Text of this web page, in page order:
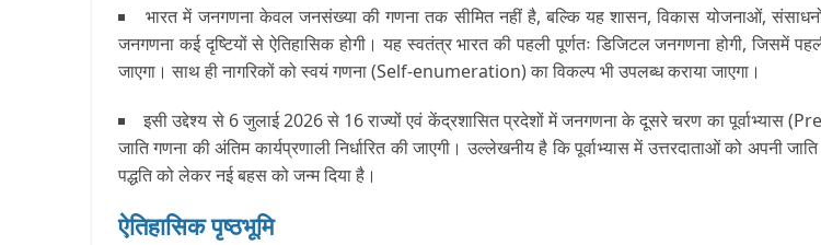
भारत में जनगणना केवल जनसंख्या की गणना तक सीमित नहीं है, बल्कि यह शासन, विकास योजनाओं,
जनगणना कई दृष्टियों से ऐतिहासिक होगी। यह स्वतंत्र भारत की पहली पूर्णतः डिजिटल जनगणना होगी, जिसमें
जाएगा। साथ ही नागरिकों को स्वयं गणना (Self-enumeration) का विकल्प भी उपलब्ध कराया जाएगा।
इसी उद्देश्य से 6 जुलाई 2026 से 16 राज्यों एवं केंद्रशासित प्रदेशों में जनगणना के दूसरे चरण का पूर्वाभ्यास
जाति गणना की अंतिम कार्यप्रणाली निर्धारित की जाएगी। उल्लेखनीय है कि पूर्वाभ्यास में उत्तरदाताओं को
पद्धति को लेकर नई बहस को जन्म दिया है।
ऐतिहासिक पृष्ठभूमि